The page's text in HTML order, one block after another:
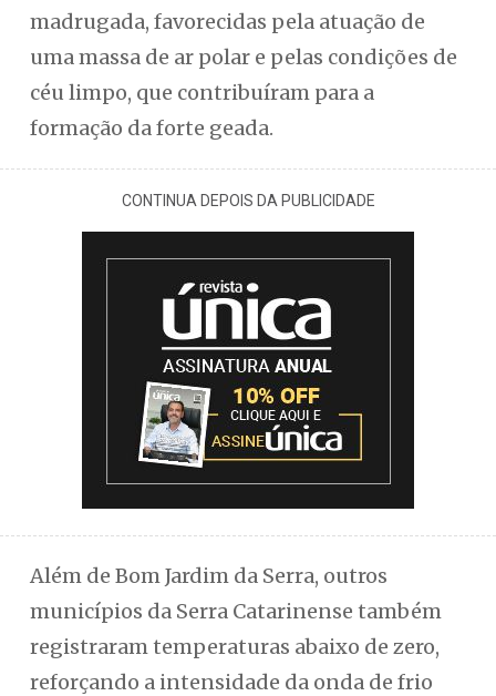
madrugada, favorecidas pela atuação de
uma massa de ar polar e pelas condições de
céu limpo, que contribuíram para a
formação da forte geada.
CONTINUA DEPOIS DA PUBLICIDADE
Além de Bom Jardim da Serra, outros
municípios da Serra Catarinense também
registraram temperaturas abaixo de zero,
reforçando a intensidade da onda de frio